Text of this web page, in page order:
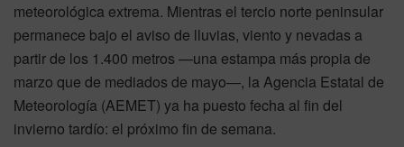
meteorológica extrema. Mientras el tercio norte peninsular
permanece bajo el aviso de lluvias, viento y nevadas a
partir de los 1.400 metros —una estampa más propia de
marzo que de mediados de mayo—, la Agencia Estatal de
Meteorología (AEMET) ya ha puesto fecha al fin del
invierno tardío: el próximo fin de semana.